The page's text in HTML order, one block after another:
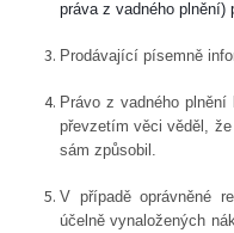
práva z vadného plnění)
Prodávající písemně
Právo z vadného
převzetím věci věděl,
sám způsobil.
V případě oprávněné
účelně vynaložených